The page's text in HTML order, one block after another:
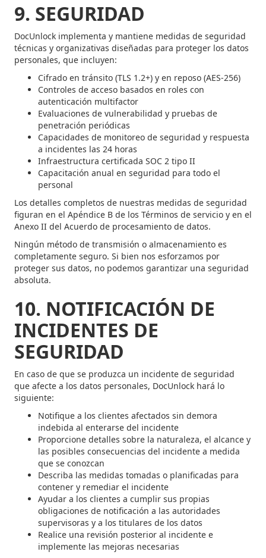
9. SEGURIDAD
DocUnlock implementa y mantiene medidas de seguridad
técnicas y organizativas diseñadas para proteger los datos
personales, que incluyen:
Cifrado en tránsito (TLS 1.2+) y en reposo (AES-256)
Controles de acceso basados en roles con
autenticación multifactor
Evaluaciones de vulnerabilidad y pruebas de
penetración periódicas
Capacidades de monitoreo de seguridad y respuesta
a incidentes las 24 horas
Infraestructura certificada SOC 2 tipo II
Capacitación anual en seguridad para todo el
personal
Los detalles completos de nuestras medidas de seguridad
figuran en el Apéndice B de los Términos de servicio y en el
Anexo II del Acuerdo de procesamiento de datos.
Ningún método de transmisión o almacenamiento es
completamente seguro. Si bien nos esforzamos por
proteger sus datos, no podemos garantizar una seguridad
absoluta.
10. NOTIFICACIÓN DE
INCIDENTES DE
SEGURIDAD
En caso de que se produzca un incidente de seguridad
que afecte a los datos personales, DocUnlock hará lo
siguiente:
Notifique a los clientes afectados sin demora
indebida al enterarse del incidente
Proporcione detalles sobre la naturaleza, el alcance y
las posibles consecuencias del incidente a medida
que se conozcan
Describa las medidas tomadas o planificadas para
contener y remediar el incidente
Ayudar a los clientes a cumplir sus propias
obligaciones de notificación a las autoridades
supervisoras y a los titulares de los datos
Realice una revisión posterior al incidente e
implemente las mejoras necesarias